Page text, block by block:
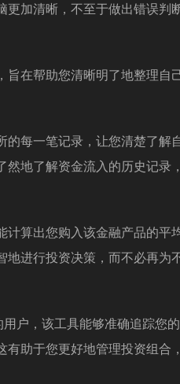
更加清晰，不至于做出错误判
在帮助您清晰明了地整理自
每一笔记录，让您清楚了解
地了解资金流入的历史记录
算出您购入该金融产品的平
进行投资决策，而不必再为
户，该工具能够准确追踪您
助于您更好地管理投资组合